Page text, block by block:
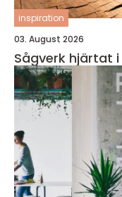
inspiration
03. August 2026
Sågverk